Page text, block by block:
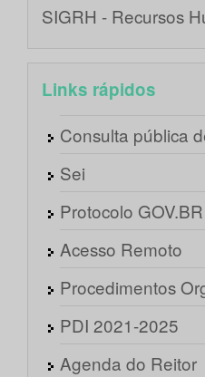
SIGRH - Recursos
Links rápidos
Consulta pública
Sei
Protocolo GOV.BR
Acesso Remoto
Procedimentos
PDI 2021-2025
Agenda do Reitor